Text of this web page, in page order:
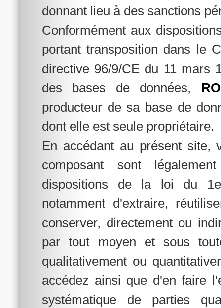
donnant lieu à des sanctions
Conformément aux
portant transposition dans le
directive 96/9/CE du 11 mars
des bases de données,
producteur de sa base de
dont elle est seule propriétaire.
En accédant au présent site,
composant sont
dispositions de la loi du
notamment d'extraire,
conserver, directement ou
par tout moyen et sous
qualitativement ou
accédez ainsi que d'en faire
systématique de parties